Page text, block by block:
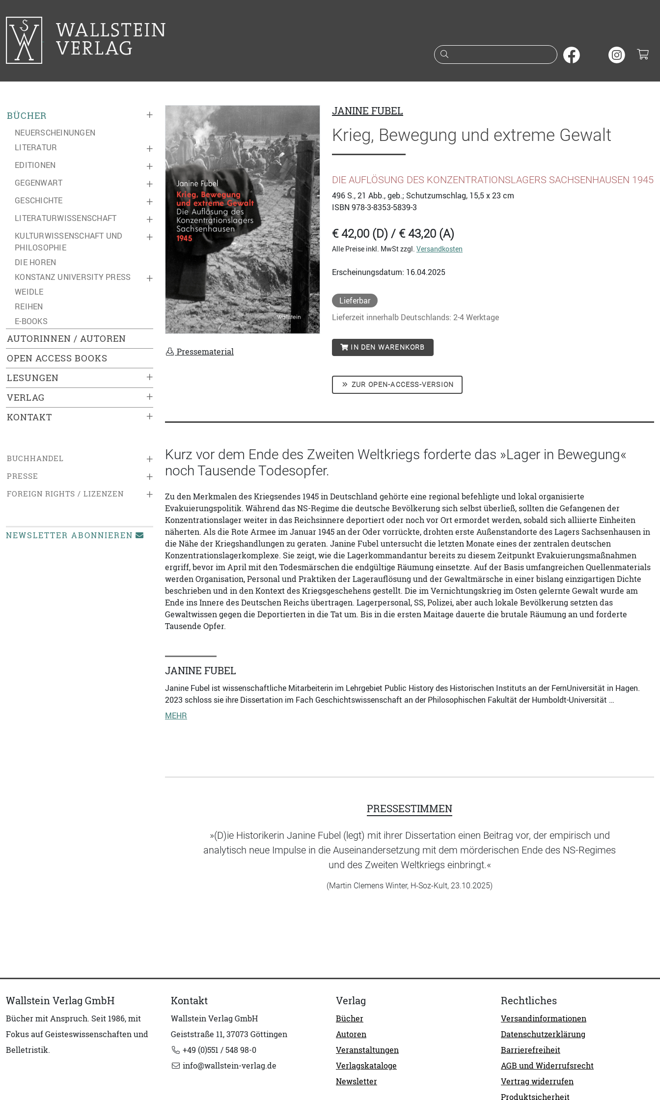
Suche nach Büchern oder
+
BÜCHER
NEUERSCHEINUNGEN
+
LITERATUR
+
EDITIONEN
+
GEGENWART
+
GESCHICHTE
+
LITERATURWISSENSCHAFT
+
KULTURWISSENSCHAFT UND
PHILOSOPHIE
DIE HOREN
+
KONSTANZ UNIVERSITY PRESS
WEIDLE
REIHEN
E-BOOKS
AUTORINNEN / AUTOREN
OPEN ACCESS BOOKS
+
LESUNGEN
+
VERLAG
+
KONTAKT
+
BUCHHANDEL
+
PRESSE
+
FOREIGN RIGHTS / LIZENZEN
NEWSLETTER ABONNIEREN
Pressematerial
JANINE FUBEL
Krieg, Bewegung und extreme Gewalt
DIE AUFLÖSUNG DES KONZENTRATIONSLAGERS SACHSENHAUSEN 1945
496 S., 21 Abb., geb.; Schutzumschlag, 15,5 x 23 cm
ISBN 978-3-8353-5839-3
€ 42,00 (D) / € 43,20 (A)
Alle Preise inkl. MwSt zzgl. Versandkosten
Erscheinungsdatum: 16.04.2025
Lieferbar
Lieferzeit innerhalb Deutschlands: 2-4 Werktage
IN DEN WARENKORB
ZUR OPEN-ACCESS-VERSION
Kurz vor dem Ende des Zweiten Weltkriegs forderte das »Lager in Bewegung«
noch Tausende Todesopfer.
Zu den Merkmalen des Kriegsendes 1945 in Deutschland gehörte eine regional befehligte und lokal organisierte
Evakuierungspolitik. Während das NS-Regime die deutsche Bevölkerung sich selbst überließ, sollten die Gefangenen der
Konzentrationslager weiter in das Reichsinnere deportiert oder noch vor Ort ermordet werden, sobald sich alliierte Einheiten
näherten. Als die Rote Armee im Januar 1945 an der Oder vorrückte, drohten erste Außenstandorte des Lagers Sachsenhausen in
die Nähe der Kriegshandlungen zu geraten. Janine Fubel untersucht die letzten Monate eines der zentralen deutschen
Konzentrationslagerkomplexe. Sie zeigt, wie die Lagerkommandantur bereits zu diesem Zeitpunkt Evakuierungsmaßnahmen
ergriff, bevor im April mit den Todesmärschen die endgültige Räumung einsetzte. Auf der Basis umfangreichen Quellenmaterials
werden Organisation, Personal und Praktiken der Lagerauflösung und der Gewaltmärsche in einer bislang einzigartigen Dichte
beschrieben und in den Kontext des Kriegsgeschehens gestellt. Die im Vernichtungskrieg im Osten gelernte Gewalt wurde am
Ende ins Innere des Deutschen Reichs übertragen. Lagerpersonal, SS, Polizei, aber auch lokale Bevölkerung setzten das
Gewaltwissen gegen die Deportierten in die Tat um. Bis in die ersten Maitage dauerte die brutale Räumung an und forderte
Tausende Opfer.
JANINE FUBEL
Janine Fubel ist wissenschaftliche Mitarbeiterin im Lehrgebiet Public History des Historischen Instituts an der FernUniversität in Hagen.
2023 schloss sie ihre Dissertation im Fach Geschichtswissenschaft an der Philosophischen Fakultät der Humboldt-Universität …
MEHR
PRESSESTIMMEN
»(D)ie Historikerin Janine Fubel (legt) mit ihrer Dissertation einen Beitrag vor, der empirisch und
analytisch neue Impulse in die Auseinandersetzung mit dem mörderischen Ende des NS-Regimes
und des Zweiten Weltkriegs einbringt.«
(Martin Clemens Winter, H-Soz-Kult, 23.10.2025)
Wallstein Verlag GmbH
Bücher mit Anspruch. Seit 1986, mit
Fokus auf Geisteswissenschaften und
Belletristik.
Kontakt
Wallstein Verlag GmbH
Geiststraße 11, 37073 Göttingen
+49 (0)551 / 548 98-0
info@wallstein-verlag.de
Verlag
Bücher
Autoren
Veranstaltungen
Verlagskataloge
Newsletter
Rechtliches
Versandinformationen
Datenschutzerklärung
Barrierefreiheit
AGB und Widerrufsrecht
Vertrag widerrufen
Produktsicherheit